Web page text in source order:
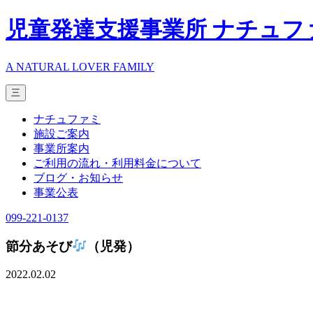
児童発達支援事業所 ナチュフ
A NATURAL LOVER FAMILY
三
ナチュファミ
施設ご案内
事業所案内
ご利用の流れ・利用料金について
ブログ・お知らせ
事業公表
099-221-0137
節分あそび （児発）
2022.02.02